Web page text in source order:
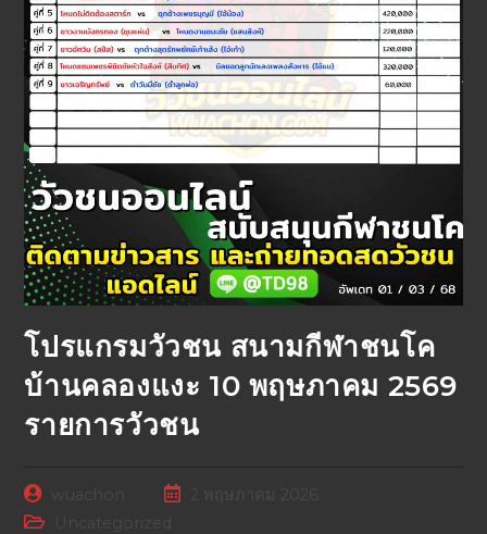
โปรแกรมวัวชน สนามกีฬาชนโค
บ้านคลองแงะ 10 พฤษภาคม 2569
รายการวัวชน
2 พฤษภาคม 2026
Uncategorized